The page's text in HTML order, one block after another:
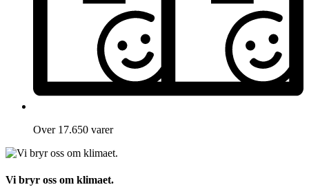
Over 17.650 varer
Vi bryr oss om klimaet.